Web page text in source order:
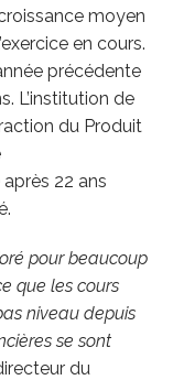
moyen
en cours.
précédente
L’institution de
du Produit
22 ans
pour beaucoup
que les cours
niveau depuis
se sont
du